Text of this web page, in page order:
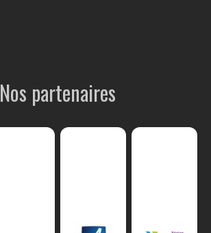
Nos partenaires